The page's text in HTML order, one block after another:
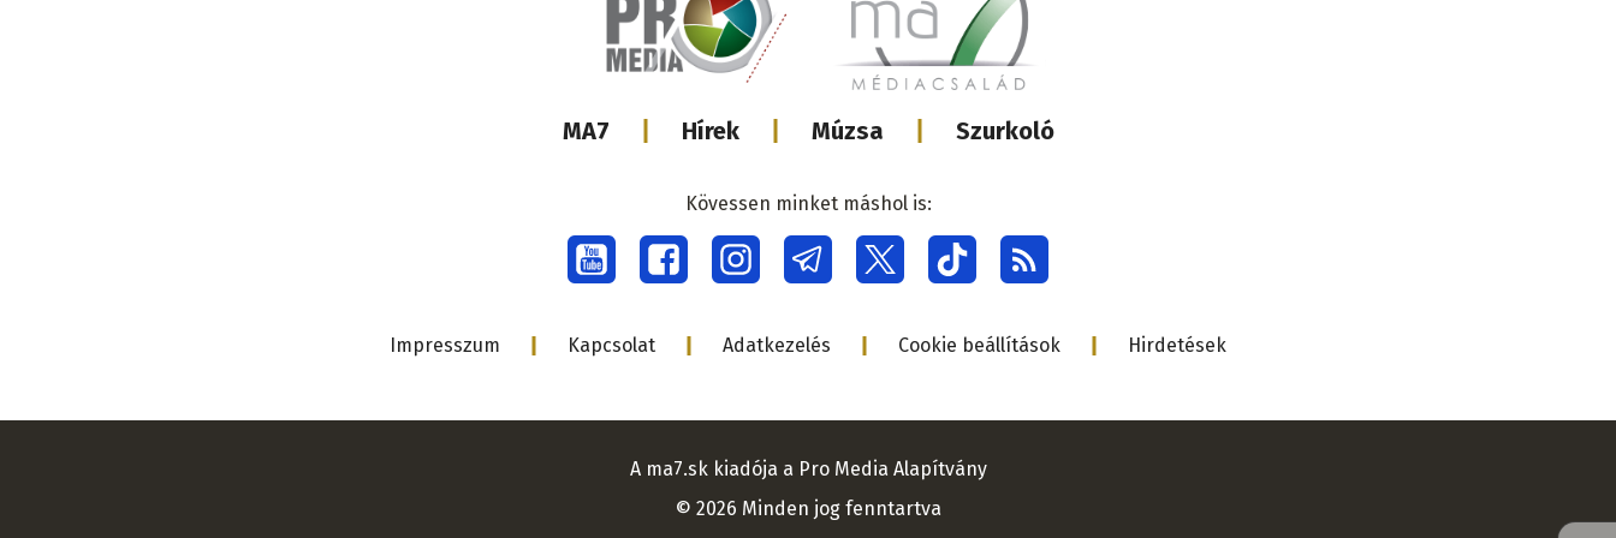
Lábléc
médiacsalád
MA7 Hírek Múzsa Szurkoló
Social
menu
Kövessen minket máshol is:
Lábléc
Impresszum Kapcsolat Adatkezelés Cookie beállítások Hirdetések
A ma7.sk kiadója a Pro Media Alapítvány
© 2026 Minden jog fenntartva